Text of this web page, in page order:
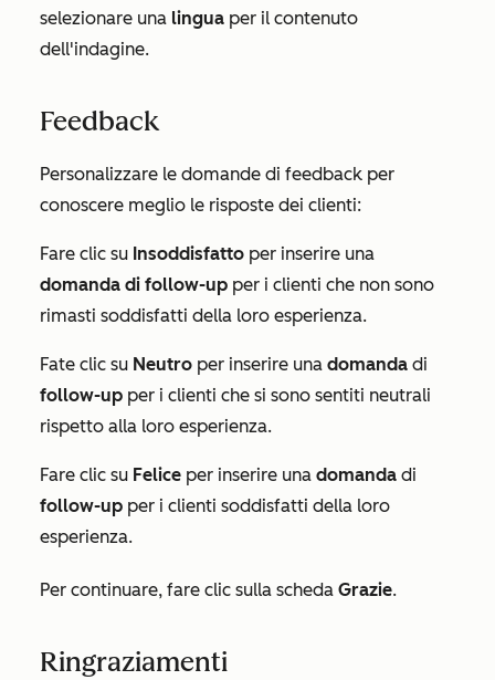
selezionare una lingua per il contenuto
dell'indagine.
Feedback
Personalizzare le domande di feedback per
conoscere meglio le risposte dei clienti:
Fare clic su Insoddisfatto per inserire una
domanda di follow-up per i clienti che non sono
rimasti soddisfatti della loro esperienza.
Fate clic su Neutro per inserire una domanda di
follow-up per i clienti che si sono sentiti neutrali
rispetto alla loro esperienza.
Fare clic su Felice per inserire una domanda di
follow-up per i clienti soddisfatti della loro
esperienza.
Per continuare, fare clic sulla scheda Grazie.
Ringraziamenti